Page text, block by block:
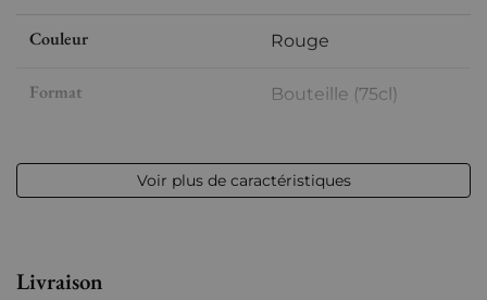
Couleur Rouge
Format Bouteille (75cl)
Volume 12,50 % vol - 75 cl
Voir plus de caractéristiques
Livraison